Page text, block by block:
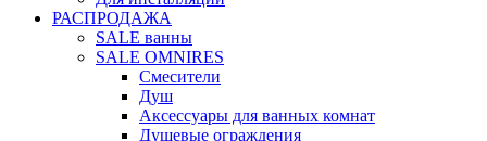
РАСПРОДАЖА
SALE ванны
SALE OMNIRES
Смесители
Душ
Аксессуары для ванных комнат
Душевые ограждения